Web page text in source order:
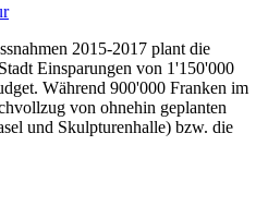
2015-2017 plant die
Einsparungen von 1'150'000
Während 900'000 Franken im
von ohnehin geplanten
und Skulpturenhalle) bzw. die